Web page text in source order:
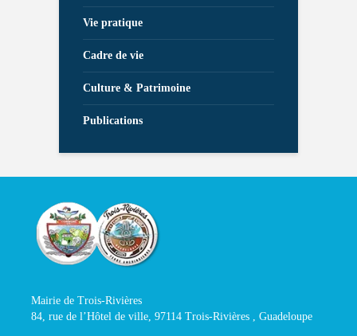
Vie pratique
Cadre de vie
Culture & Patrimoine
Publications
Mairie de Trois-Rivières
84, rue de l’Hôtel de ville, 97114 Trois-Rivières , Guadeloupe